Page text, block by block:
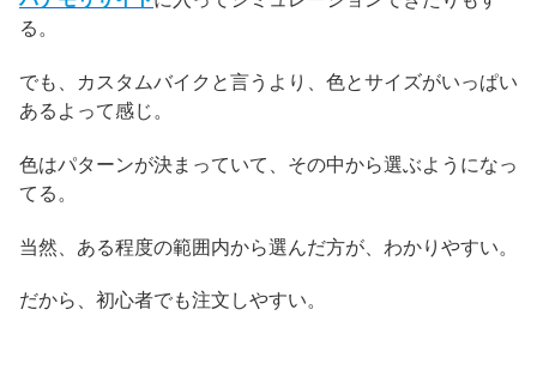
る。
でも、カスタムバイクと言うより、色とサイズがいっぱい
あるよって感じ。
色はパターンが決まっていて、その中から選ぶようになっ
てる。
当然、ある程度の範囲内から選んだ方が、わかりやすい。
だから、初心者でも注文しやすい。